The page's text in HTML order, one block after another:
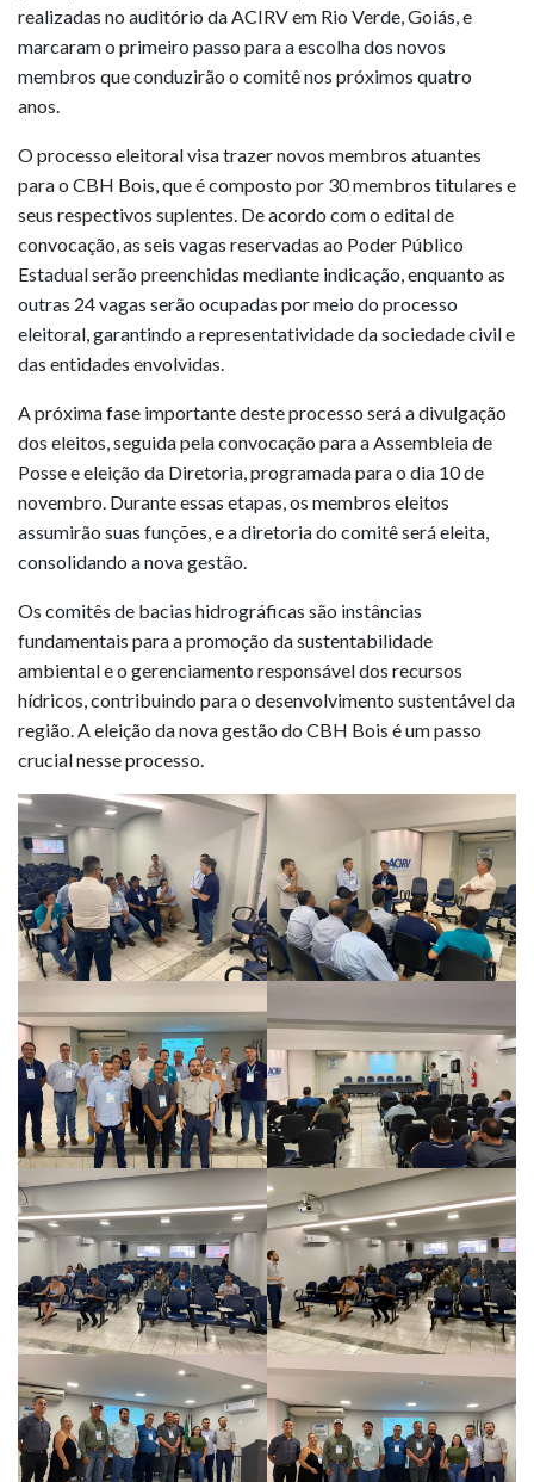
realizadas no auditório da ACIRV em Rio Verde, Goiás, e
marcaram o primeiro passo para a escolha dos novos
membros que conduzirão o comitê nos próximos quatro
anos.
O processo eleitoral visa trazer novos membros atuantes
para o CBH Bois, que é composto por 30 membros titulares e
seus respectivos suplentes. De acordo com o edital de
convocação, as seis vagas reservadas ao Poder Público
Estadual serão preenchidas mediante indicação, enquanto as
outras 24 vagas serão ocupadas por meio do processo
eleitoral, garantindo a representatividade da sociedade civil e
das entidades envolvidas.
A próxima fase importante deste processo será a divulgação
dos eleitos, seguida pela convocação para a Assembleia de
Posse e eleição da Diretoria, programada para o dia 10 de
novembro. Durante essas etapas, os membros eleitos
assumirão suas funções, e a diretoria do comitê será eleita,
consolidando a nova gestão.
Os comitês de bacias hidrográficas são instâncias
fundamentais para a promoção da sustentabilidade
ambiental e o gerenciamento responsável dos recursos
hídricos, contribuindo para o desenvolvimento sustentável da
região. A eleição da nova gestão do CBH Bois é um passo
crucial nesse processo.